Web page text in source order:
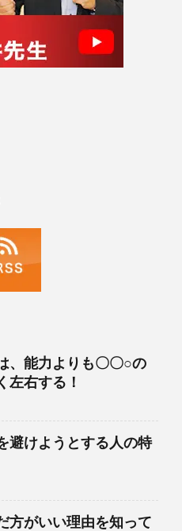
、能力よりも〇〇○の
左右する！
避けようとする人の特
方がいい理由を知って